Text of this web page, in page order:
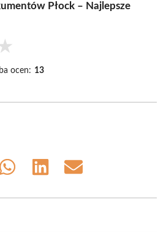
Płock – Najlepsze
ocen: 13
Share
Share
Share